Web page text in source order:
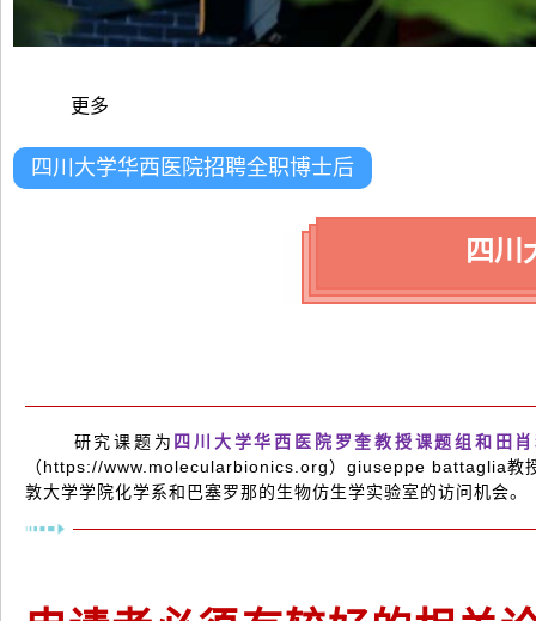
更多
四川大学华西医院招聘全职博士后
四川
研究课题为 四川大学华西医院罗奎教授课题组和田
（https://www.molecularbionics.org）giuseppe battaglia教
敦大学学院化学系和巴塞罗那的生物仿生学实验室的访问机会。